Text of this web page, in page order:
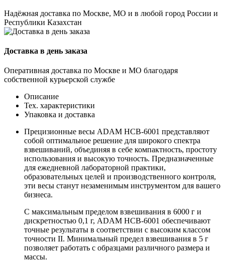
Надёжная доставка по Москве, МО и в любой город России и
Республики Казахстан
Доставка в день заказа
Оперативная доставка по Москве и МО благодаря
собственной курьерской службе
Описание
Тех. характеристики
Упаковка и доставка
Прецизионные весы ADAM HCB-6001 представляют
собой оптимальное решение для широкого спектра
взвешиваний, объединяя в себе компактность, простоту
использования и высокую точность. Предназначенные
для ежедневной лабораторной практики,
образовательных целей и производственного контроля,
эти весы станут незаменимым инструментом для вашего
бизнеса.
С максимальным пределом взвешивания в 6000 г и
дискретностью 0,1 г, ADAM HCB-6001 обеспечивают
точные результаты в соответствии с высоким классом
точности II. Минимальный предел взвешивания в 5 г
позволяет работать с образцами различного размера и
массы.